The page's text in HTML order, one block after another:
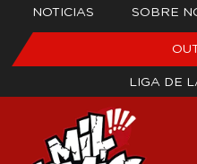
NOTICIAS SOBRE
LIGA DE